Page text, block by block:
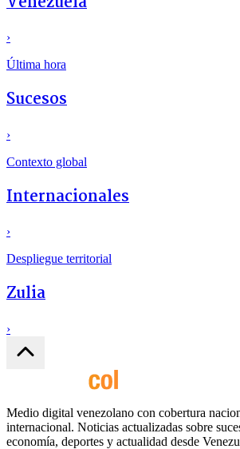
›
Última hora
Sucesos
›
Contexto global
Internacionales
›
Despliegue territorial
Zulia
›
Medio digital venezolano con cobertura
internacional. Noticias actualizadas sobre
economía, deportes y actualidad desde